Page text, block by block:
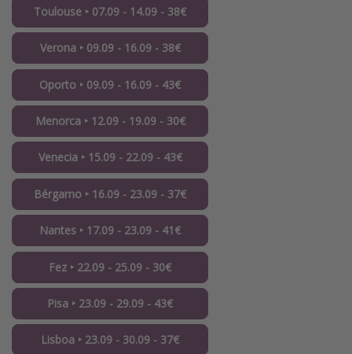
Toulouse ‣ 07.09 - 14.09 - 38€
Verona ‣ 09.09 - 16.09 - 38€
Oporto ‣ 09.09 - 16.09 - 43€
Menorca ‣ 12.09 - 19.09 - 30€
Venecia ‣ 15.09 - 22.09 - 43€
Bérgamo ‣ 16.09 - 23.09 - 37€
Nantes ‣ 17.09 - 23.09 - 41€
Fez ‣ 22.09 - 25.09 - 30€
Pisa ‣ 23.09 - 29.09 - 43€
Lisboa ‣ 23.09 - 30.09 - 37€